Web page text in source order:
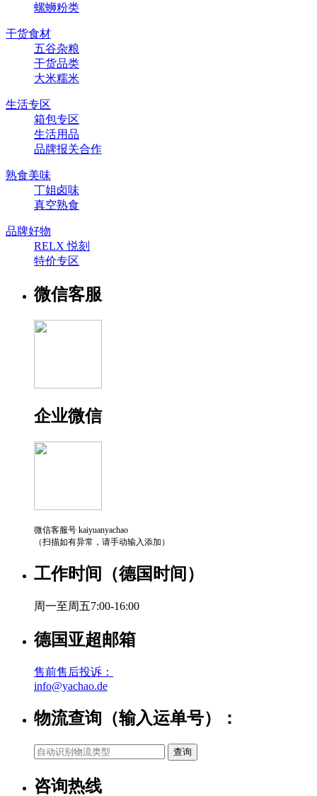
螺蛳粉类
干货食材
五谷杂粮
干货品类
大米糯米
生活专区
箱包专区
生活用品
品牌报关合作
熟食美味
丁姐卤味
真空熟食
品牌好物
RELX 悦刻
特价专区
微信客服
企业微信
微信客服号 kaiyuanyachao
（扫描如有异常，请手动输入添加）
工作时间（德国时间）
周一至周五7:00-16:00
德国亚超邮箱
售前售后投诉：
info@yachao.de
物流查询（输入运单号）：
咨询热线